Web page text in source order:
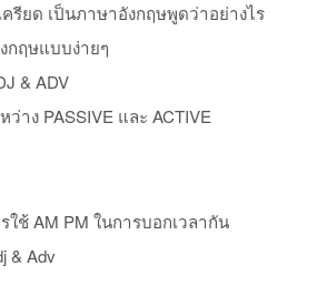
ครียด เป็นภาษาอังกฤษพูดว่าอย่างไร
กฤษแบบง่ายๆ
& ADV
ว่าง PASSIVE และ ACTIVE
ใช้ AM PM ในการบอกเวลากัน
& Adv